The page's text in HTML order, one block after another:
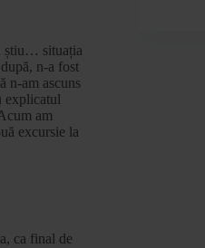
știu… situația
n-a fost
n-am ascuns
explicatul
am
excursie la
ca final de